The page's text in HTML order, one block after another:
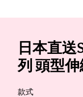
日本直送
列 頭型
款式